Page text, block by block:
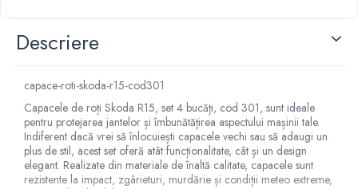
Capace r15 Audi
Capace r15 Chevrolet
Capace r15 Citroen
Capace r15 Dacia
Capace r15 Daewo
Capace r15 Ford
Capace r15 Hyundai
Descriere
capace-roti-skoda-r15-cod301
Capacele de roți Skoda R15, set 4 bucăți, cod 301, sunt ideale
pentru protejarea jantelor și îmbunătățirea aspectului mașinii tale.
Indiferent dacă vrei să înlocuiești capacele vechi sau să adaugi un
plus de stil, acest set oferă atât funcționalitate, cât și un design
elegant. Realizate din materiale de înaltă calitate, capacele sunt
rezistente la impact, zgârieturi, murdărie și condiții meteo extreme,